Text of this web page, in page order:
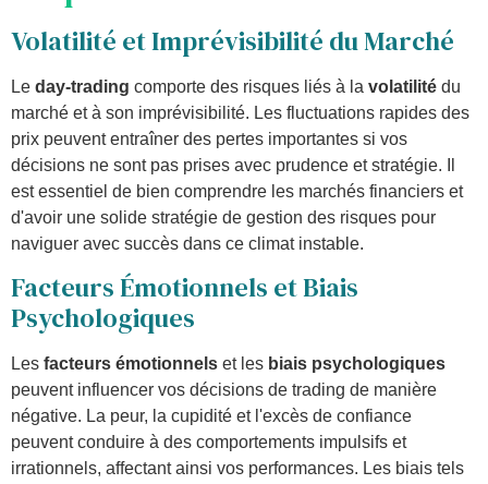
Volatilité et Imprévisibilité du Marché
Le day-trading comporte des risques liés à la volatilité du
marché et à son imprévisibilité. Les fluctuations rapides des
prix peuvent entraîner des pertes importantes si vos
décisions ne sont pas prises avec prudence et stratégie. Il
est essentiel de bien comprendre les marchés financiers et
d'avoir une solide stratégie de gestion des risques pour
naviguer avec succès dans ce climat instable.
Facteurs Émotionnels et Biais
Psychologiques
Les facteurs émotionnels et les biais psychologiques
peuvent influencer vos décisions de trading de manière
négative. La peur, la cupidité et l'excès de confiance
peuvent conduire à des comportements impulsifs et
irrationnels, affectant ainsi vos performances. Les biais tels